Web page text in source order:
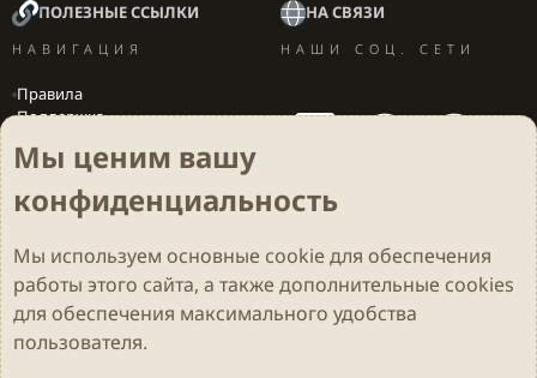
ПОЛЕЗНЫЕ ССЫЛКИ
НАВИГАЦИЯ
Правила
Поддержка
Локализация игр
НА СВЯЗИ
НАШИ СОЦ. СЕТИ
Cookies Darkdale - Основа [v.2.3.2 rc1] 🔥
Русский (RU)
Обратная связь
Условия и правила
Политика конфиденциальности
Помощь
R
Мы ценим вашу
конфиденциальность
Мы используем основные cookieдля обеспечения
работы этого сайта, а также дополнительные cookies
для обеспечения максимального удобства
пользователя.